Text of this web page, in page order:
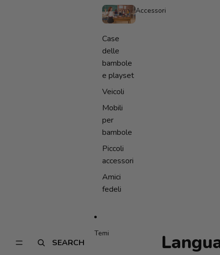
SEARCH
Accessori
Case
delle
bambole
e playset
Veicoli
Mobili
per
bambole
Piccoli
accessori
Amici
fedeli
Temi